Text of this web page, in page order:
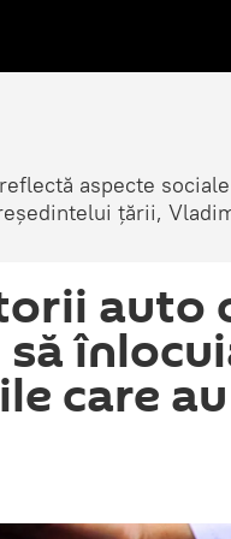
aspecte
țării,
auto
care